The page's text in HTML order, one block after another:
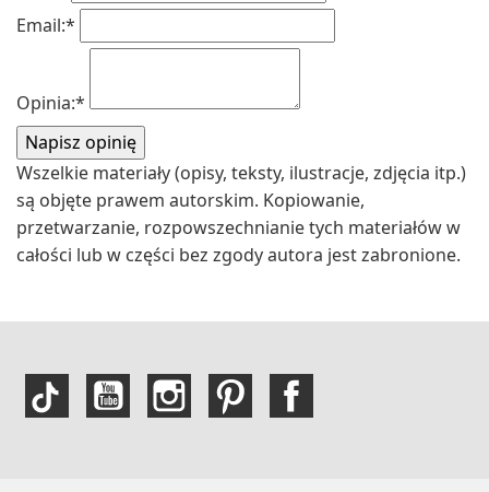
Email:*
Opinia:*
Wszelkie materiały (opisy, teksty, ilustracje, zdjęcia itp.)
są objęte prawem autorskim. Kopiowanie,
przetwarzanie, rozpowszechnianie tych materiałów w
całości lub w części bez zgody autora jest zabronione.